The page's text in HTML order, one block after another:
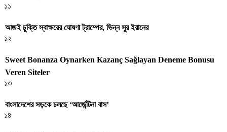
১১
আজই চুক্তি স্বাক্ষরের ঘোষণা ট্রাম্পের, ভিন্ন সুর ইরানের
১২
Sweet Bonanza Oynarken Kazanç Sağlayan Deneme Bonusu
Veren Siteler
১৩
বাংলাদেশের সড়কে চলছে ‘আর্জেন্টিনা বাস’
১৪